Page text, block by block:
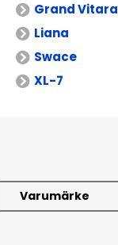
Grand Vitara
Liana
Swace
XL-7
Varumärke